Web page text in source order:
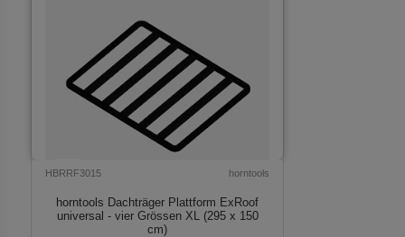
HBRRF3015 horntools
horntools Dachträger Plattform ExRoof
universal - vier Grössen XL (295 x 150
cm)